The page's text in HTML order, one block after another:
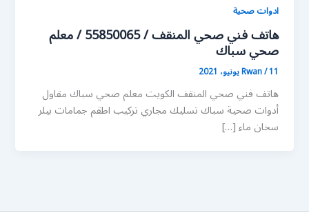
ادوات صحية
هاتف فني صحي المنقف / 55850065 / معلم
صحي سباك
Rwan/11 يونيو، 2021
هاتف فني صحي المنقف الكويت معلم صحي سباك مقاول
أدوات صحية سباك تسليك مجاري تركيب اطقم جمامات بيلر
سخان ماء […]